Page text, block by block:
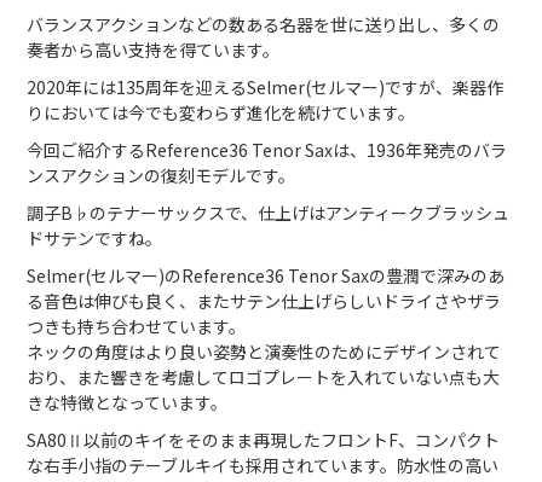
バランスアクションなどの数ある名器を世に送り出し、多くの
奏者から高い支持を得ています。
2020年には135周年を迎えるSelmer(セルマー)ですが、楽器作
りにおいては今でも変わらず進化を続けています。
今回ご紹介するReference36 Tenor Saxは、1936年発売のバラ
ンスアクションの復刻モデルです。
調子B♭のテナーサックスで、仕上げはアンティークブラッシュ
ドサテンですね。
Selmer(セルマー)のReference36 Tenor Saxの豊潤で深みのあ
る音色は伸びも良く、またサテン仕上げらしいドライさやザラ
つきも持ち合わせています。
ネックの角度はより良い姿勢と演奏性のためにデザインされて
おり、また響きを考慮してロゴプレートを入れていない点も大
きな特徴となっています。
SA80Ⅱ以前のキイをそのまま再現したフロントF、コンパクト
な右手小指のテーブルキイも採用されています。防水性の高い